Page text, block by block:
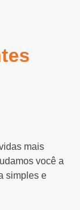
mais
você a
simples e